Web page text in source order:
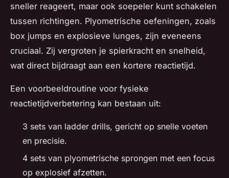
sneller reageert, maar ook soepeler kunt schakelen
tussen richtingen. Plyometrische oefeningen, zoals
box jumps en explosieve lunges, zijn eveneens
cruciaal. Zij vergroten je spierkracht en snelheid,
wat direct bijdraagt aan een kortere reactietijd.
Een voorbeeldroutine voor fysieke
reactietijdverbetering kan bestaan uit:
3 sets van ladder drills, gericht op snelle voeten
en precisie.
4 sets van plyometrische sprongen met een focus
op explosief afzetten.